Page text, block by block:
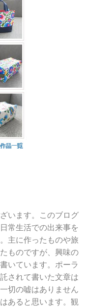
います。このブログ
常生活での出来事を
主に作ったものや旅
ものですが、興味の
いています。ポーラ
されて書いた文章は
切の嘘はありません
あると思います。観